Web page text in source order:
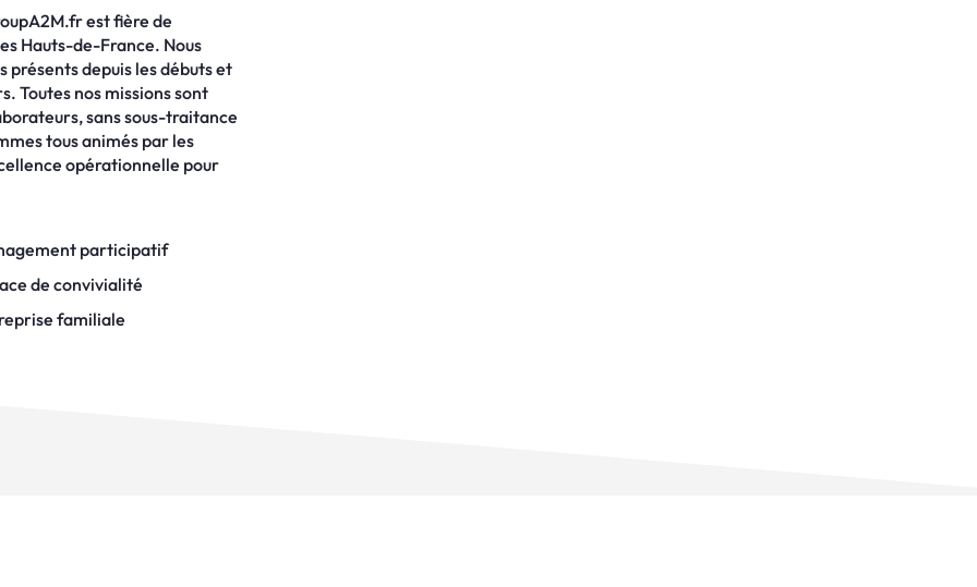
est fière de
Hauts-de-France. Nous
depuis les débuts et
Toutes nos missions sont
sans sous-traitance
tous animés par les
opérationnelle pour
participatif
de convivialité
familiale